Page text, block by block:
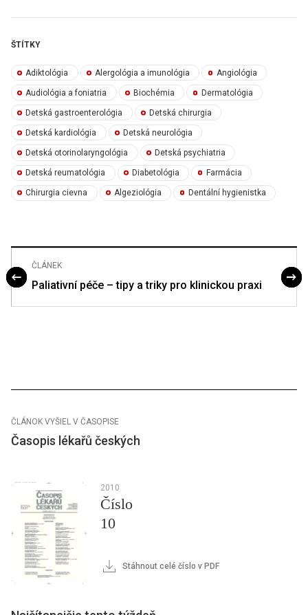
ŠTÍTKY
Adiktológia Alergológia a imunológia Angiológia
Audiológia a foniatria Biochémia Dermatológia
Detská gastroenterológia Detská chirurgia
Detská kardiológia Detská neurológia
Detská otorinolaryngológia Detská psychiatria
Detská reumatológia Diabetológia Farmácia
Chirurgia cievna Algeziológia Dentální hygienistka
ČLÁNEK
Paliativní péče – tipy a triky pro klinickou praxi
ČLÁNOK VYŠIEL V ČASOPISE
Časopis lékařů českých
2010
Číslo
10
Stáhnout celé číslo v PDF